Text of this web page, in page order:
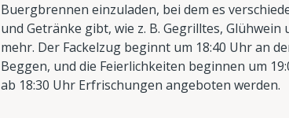
Buergbrennen einzuladen, bei dem es
und Getränke gibt, wie z. B. Gegrilltes, Glühwein
mehr. Der Fackelzug beginnt um 18:40 Uhr an
Beggen, und die Feierlichkeiten beginnen um
ab 18:30 Uhr Erfrischungen angeboten werden.